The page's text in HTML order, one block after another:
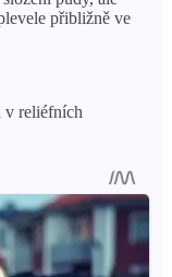
přibližně ve
v reliéfních